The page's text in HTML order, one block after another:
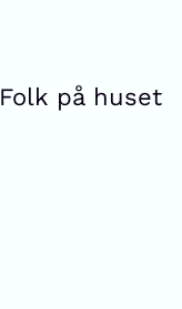
Folk på huset